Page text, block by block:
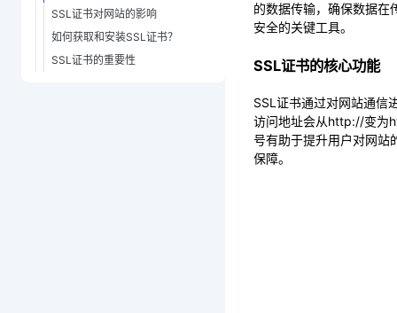
SSL证书对网站的影响
如何获取和安装SSL证书？
SSL证书的重要性
的数据传输，确保数据在
安全的关键工具。
SSL证书的核心功能
SSL证书通过对网站通信
访问地址会从http://变为
号有助于提升用户对网站
保障。